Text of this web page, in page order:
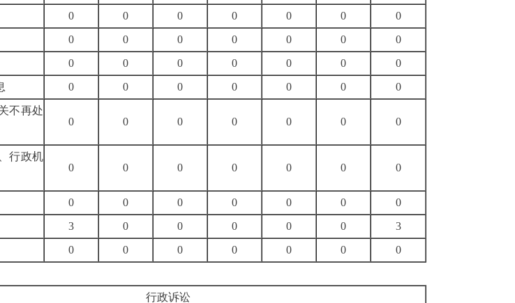
0 0 0 0 0 0
0
0 0 0 0 0 0
0
0 0 0 0 0 0
0
0 0 0 0 0 0 0
不再处
0 0 0 0 0 0 0
行政机
0 0 0 0 0 0 0
0 0 0 0 0 0
0
3 0 0 0 0 0
3
0 0 0 0 0 0
0
行政诉讼